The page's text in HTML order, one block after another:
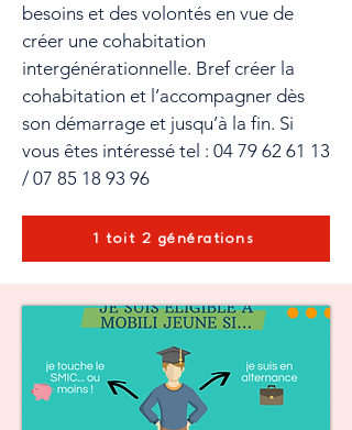
besoins et des volontés en vue de
créer une cohabitation
intergénérationnelle. Bref créer la
cohabitation et l’accompagner dès
son démarrage et jusqu’à la fin. Si
vous êtes intéressé tel : 04 79 62 61 13
/ 07 85 18 93 96
1 toit 2 générations